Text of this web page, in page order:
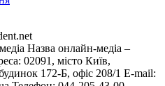
Назва онлайн-медіа –
02091, місто Київ,
172-Б, офіс 208/1 E-mail: